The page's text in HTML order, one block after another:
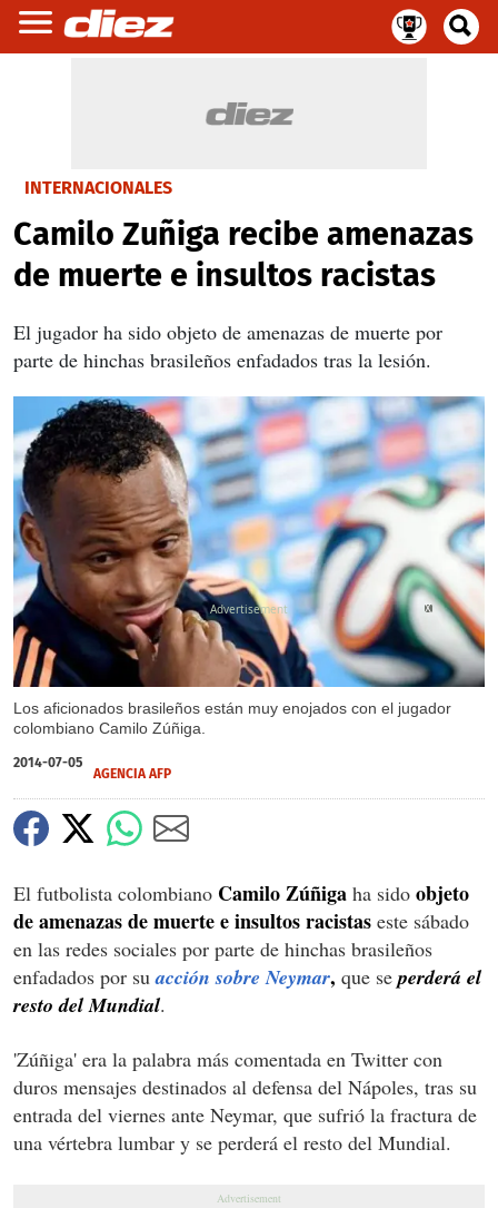
INTERNACIONALES
Camilo Zuñiga recibe amenazas
de muerte e insultos racistas
El jugador ha sido objeto de amenazas de muerte por
parte de hinchas brasileños enfadados tras la lesión.
Los aficionados brasileños están muy enojados con el jugador
colombiano Camilo Zúñiga.
X
2014-07-05
AGENCIA AFP
El futbolista colombiano Camilo Zúñiga ha sido objeto
de amenazas de muerte e insultos racistas este sábado
en las redes sociales por parte de hinchas brasileños
enfadados por suacción sobre Neymar, que se perderá el
resto del Mundial.
'Zúñiga' era la palabra más comentada en Twitter con
duros mensajes destinados al defensa del Nápoles, tras su
entrada del viernes ante Neymar, que sufrió la fractura de
una vértebra lumbar y se perderá el resto del Mundial.